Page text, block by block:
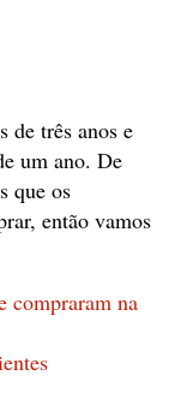
de três anos e
um ano. De
que os
então vamos
compraram na